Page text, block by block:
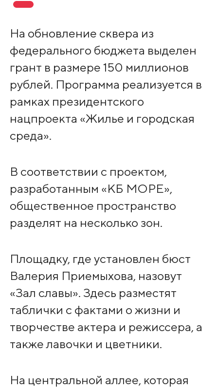
На обновление сквера из
федерального бюджета выделен
грант в размере 150 миллионов
рублей. Программа реализуется в
рамках президентского
нацпроекта «Жилье и городская
среда».
В соответствии с проектом,
разработанным «КБ МОРЕ»,
общественное пространство
разделят на несколько зон.
Площадку, где установлен бюст
Валерия Приемыхова, назовут
«Зал славы». Здесь разместят
таблички с фактами о жизни и
творчестве актера и режиссера, а
также лавочки и цветники.
На центральной аллее, которая